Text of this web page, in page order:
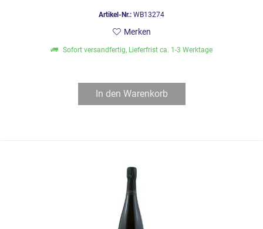
Artikel-Nr.: WB13274
Merken
Sofort versandfertig, Lieferfrist ca. 1-3 Werktage
In den Warenkorb